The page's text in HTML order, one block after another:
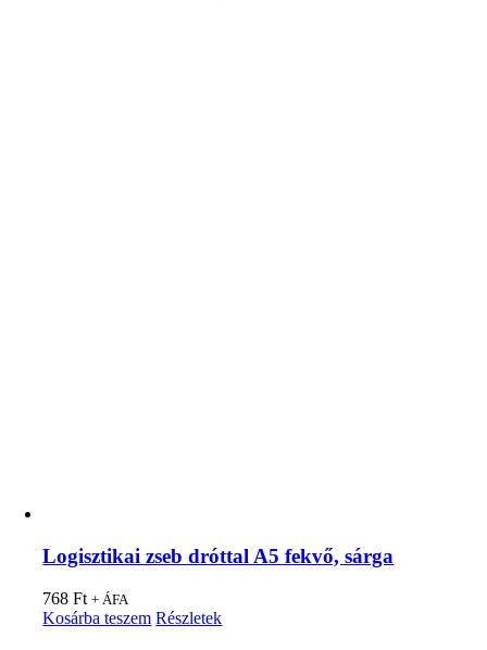
Logisztikai zseb dróttal A5 fekvő, sárga
768Ft + ÁFA
Kosárba teszem Részletek